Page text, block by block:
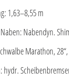
1,63–8,55 m
Nabendyn.
Marathon,
hydr.